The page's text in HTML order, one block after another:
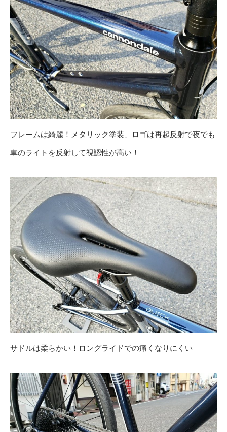
フレームは綺麗！メタリック塗装、ロゴは再起反射で夜でも
車のライトを反射して視認性が高い！
サドルは柔らかい！ロングライドでの痛くなりにくい